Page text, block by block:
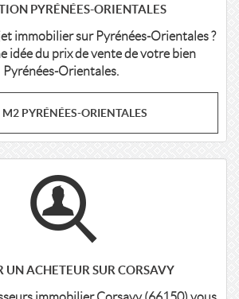
PYRÉNÉES-ORIENTALES
immobilier sur Pyrénées-Orientales ?
idée du prix de vente de votre bien
Pyrénées-Orientales.
M2 PYRÉNÉES-ORIENTALES
UN ACHETEUR SUR CORSAVY